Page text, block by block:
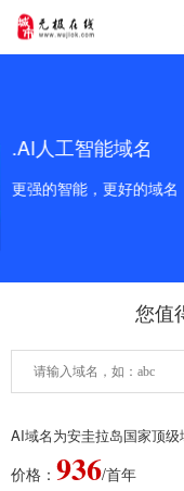
.AI人工智能域名
更强的智能，更好的域名
您值
AI域名为安圭拉岛国家顶级
价格： 936/首年